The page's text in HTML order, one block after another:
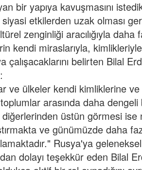
bir yapıya kavuşmasını
etkilerden uzak olması
zenginliği aracılığıyla daha
kendi miraslarıyla,
çalışacaklarını belirten Bilal
ve ülkeler kendi kimliklerine
arasında daha
üstün görmesi ise
ve günümüzde daha
Rusya'ya
dolayı teşekkür eden Bilal